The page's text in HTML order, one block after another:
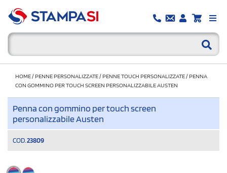
HOME/PENNE PERSONALIZZATE/PENNE TOUCH PERSONALIZZATE/PENNA
CON GOMMINO PER TOUCH SCREEN PERSONALIZZABILE AUSTEN
Penna con gommino per touch screen
personalizzabile Austen
COD. 23809